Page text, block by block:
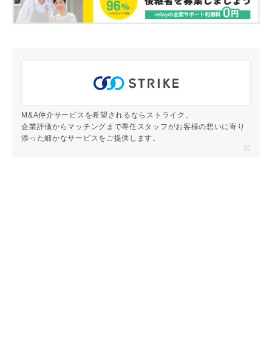
M&A仲介サービスを希望されるならストライク。
企業評価からマッチングまで専任スタッフがお客様の想いに寄り
添った細かなサービスをご提供します。